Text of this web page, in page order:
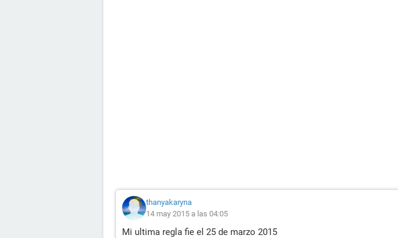
thanyakaryna
14 may 2015 a las 04:05
Mi ultima regla fie el 25 de marzo 2015